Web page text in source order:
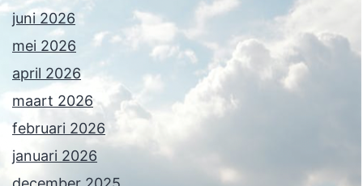
juni 2026
mei 2026
april 2026
maart 2026
februari 2026
januari 2026